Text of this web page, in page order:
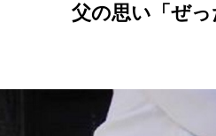
父の思い「ぜっ